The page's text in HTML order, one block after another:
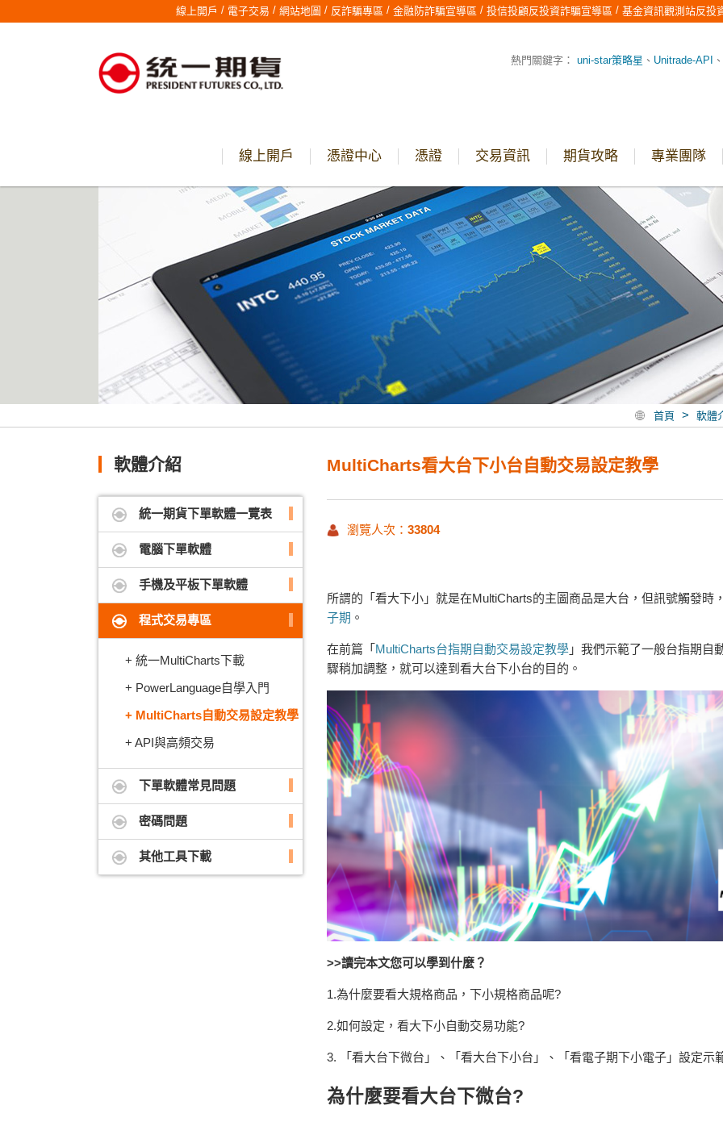
線上開戶 / 電子交易 / 網站地圖 / 反詐騙專區 / 金融防詐騙宣導區 / 投信投顧反投資詐騙宣導區 / 基金資訊觀測站反投
熱門關鍵字： uni-star策略星 、 Unitrade-API 、
線上開戶 憑證中心 憑證 交易資訊 期貨攻略 專業團隊
首頁 > 軟體
軟體介紹
統一期貨下單軟體一覽表
電腦下單軟體
手機及平板下單軟體
程式交易專區
統一MultiCharts下載
PowerLanguage自學入門
MultiCharts自動交易設定教學
API與高頻交易
下單軟體常見問題
密碼問題
其他工具下載
MultiCharts看大台下小台自動交易設定教學
瀏覽人次： 33804
所謂的「看大下小」就是在MultiCharts的主圖商品是大台，但訊號觸發時
子期 。
在前篇「 MultiCharts台指期自動交易設定教學」我們示範了一般台指期自
驟稍加調整，就可以達到看大台下小台的目的。
>>讀完本文您可以學到什麼？
1.為什麼要看大規格商品，下小規格商品呢?
2.如何設定，看大下小自動交易功能?
3. 「看大台下微台」、「看大台下小台」、「看電子期下小電子」設定示
為什麼要看大台下微台?